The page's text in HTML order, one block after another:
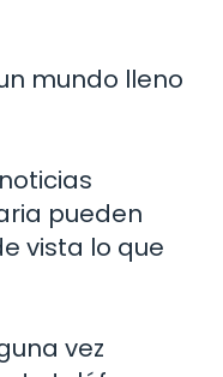
mundo lleno
pueden
vista lo que
vez